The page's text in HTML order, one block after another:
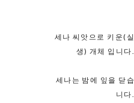
세나 씨앗으로 키운(실
생) 개체 입니다.
세나는 밤에 잎을 닫습
니다.